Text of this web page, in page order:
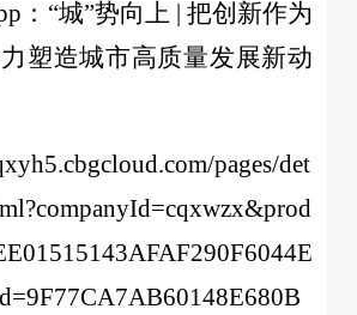
：“城”势向上 | 把创新作为
塑造城市高质量发展新动
pages/det